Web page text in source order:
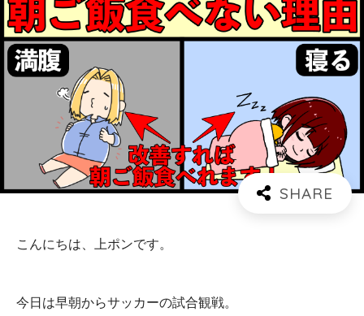
こんにちは、上ポンです。
今日は早朝からサッカーの試合観戦。